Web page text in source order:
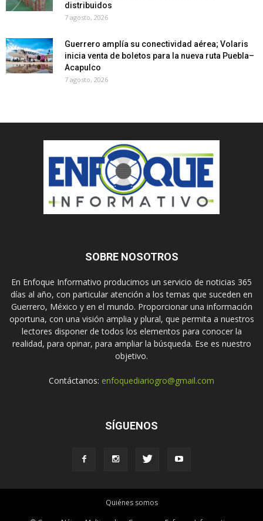
distribuidos
7 agosto, 2026
Guerrero amplía su conectividad aérea; Volaris
inicia venta de boletos para la nueva ruta Puebla–
Acapulco
7 agosto, 2026
SOBRE NOSOTROS
En Enfoque Informativo producimos un servicio de noticias 365
días al año, con particular atención a los temas que suceden en
Guerrero, México y en el mundo. Proporcionar una información
oportuna, con una visión amplia y plural, que permita a nuestros
lectores disponer de todos los elementos para conocer la
realidad, para opinar, para ampliar la búsqueda. Ese es nuestro
objetivo.
Contáctanos: enfoquediariogro@gmail.com
SÍGUENOS
Quiénes somos